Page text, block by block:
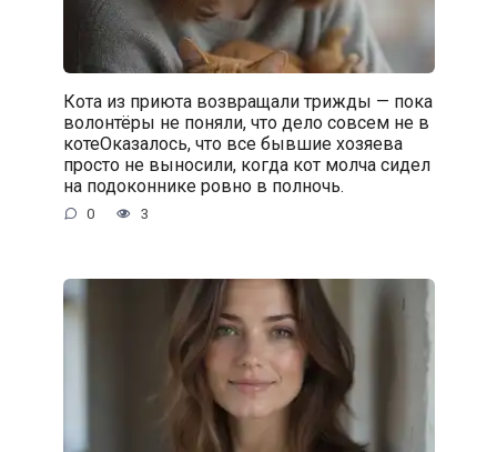
Кота из приюта возвращали трижды — пока
волонтёры не поняли, что дело совсем не в
котеОказалось, что все бывшие хозяева
просто не выносили, когда кот молча сидел
на подоконнике ровно в полночь.
0 3